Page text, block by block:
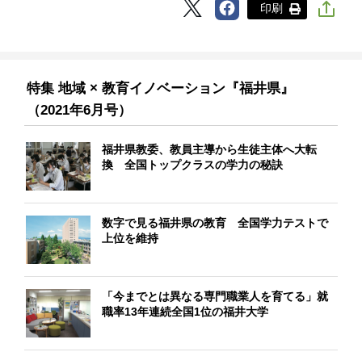
印刷
特集 地域 × 教育イノベーション『福井県』
（2021年6月号）
福井県教委、教員主導から生徒主体へ大転
換 全国トップクラスの学力の秘訣
数字で見る福井県の教育 全国学力テストで
上位を維持
「今までとは異なる専門職業人を育てる」就
職率13年連続全国1位の福井大学